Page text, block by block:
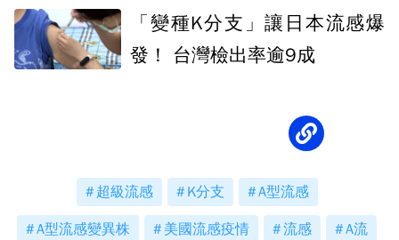
「變種K分支」讓日本流感爆
發！ 台灣檢出率逾9成
超級流感 K分支 A型流感
A型流感變異株 美國流感疫情 流感 A流